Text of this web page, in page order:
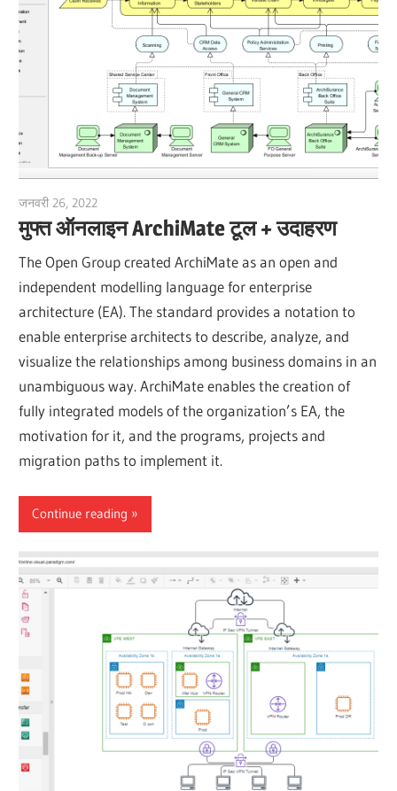
जनवरी 26, 2022
मुफ्त ऑनलाइन ArchiMate टूल + उदाहरण
The Open Group created ArchiMate as an open and
independent modelling language for enterprise
architecture (EA). The standard provides a notation to
enable enterprise architects to describe, analyze, and
visualize the relationships among business domains in an
unambiguous way. ArchiMate enables the creation of
fully integrated models of the organization’s EA, the
motivation for it, and the programs, projects and
migration paths to implement it.
Continue reading